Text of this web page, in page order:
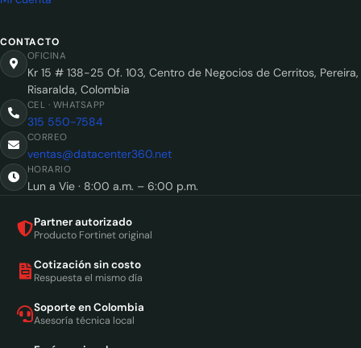
CONTACTO
OFICINA
Kr 15 # 138-25 Of. 103, Centro de Negocios de Cerritos, Pereira,
Risaralda, Colombia
CEL · WHATSAPP
315 550-7584
CORREO
ventas@datacenter360.net
HORARIO
Lun a Vie · 8:00 a.m. – 6:00 p.m.
Partner autorizado
Producto Fortinet original
Cotización sin costo
Respuesta el mismo día
Soporte en Colombia
Asesoría técnica local